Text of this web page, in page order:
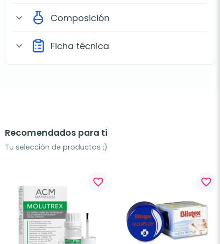
expand_more Composición
expand_more Ficha técnica
Recomendados para ti
Tu selección de productos ;)
favorite_border favorite_border